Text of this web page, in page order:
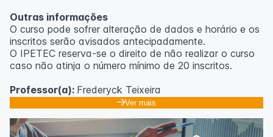
Outras informações
O curso pode sofrer alteração de dados e horário e os
inscritos serão avisados ​​antecipadamente.
O IPETEC reserva-se o direito de não realizar o curso
caso não atinja o número mínimo de 20 inscritos.
Professor(a): Frederyck Teixeira
Ver mais